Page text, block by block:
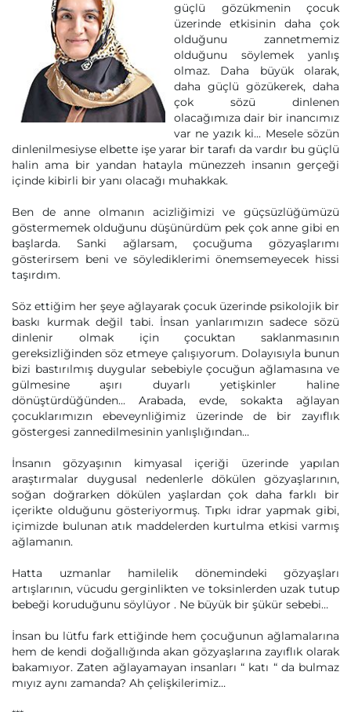
güçlü gözükmenin çocuk
üzerinde etkisinin daha çok
olduğunu zannetmemiz
olduğunu söylemek yanlış
olmaz. Daha büyük olarak,
daha güçlü gözükerek, daha
çok sözü dinlenen
olacağımıza dair bir inancımız
var ne yazık ki... Mesele sözün
dinlenilmesiyse elbette işe yarar bir tarafı da vardır bu güçlü
halin ama bir yandan hatayla münezzeh insanın gerçeği
içinde kibirli bir yanı olacağı muhakkak.
Ben de anne olmanın acizliğimizi ve güçsüzlüğümüzü
göstermemek olduğunu düşünürdüm pek çok anne gibi en
başlarda. Sanki ağlarsam, çocuğuma gözyaşlarımı
gösterirsem beni ve söylediklerimi önemsemeyecek hissi
taşırdım.
Söz ettiğim her şeye ağlayarak çocuk üzerinde psikolojik bir
baskı kurmak değil tabi. İnsan yanlarımızın sadece sözü
dinlenir olmak için çocuktan saklanmasının
gereksizliğinden söz etmeye çalışıyorum. Dolayısıyla bunun
bizi bastırılmış duygular sebebiyle çocuğun ağlamasına ve
gülmesine aşırı duyarlı yetişkinler haline
dönüştürdüğünden... Arabada, evde, sokakta ağlayan
çocuklarımızın ebeveynliğimiz üzerinde de bir zayıflık
göstergesi zannedilmesinin yanlışlığından…
İnsanın gözyaşının kimyasal içeriği üzerinde yapılan
araştırmalar duygusal nedenlerle dökülen gözyaşlarının,
soğan doğrarken dökülen yaşlardan çok daha farklı bir
içerikte olduğunu gösteriyormuş. Tıpkı idrar yapmak gibi,
içimizde bulunan atık maddelerden kurtulma etkisi varmış
ağlamanın.
Hatta uzmanlar hamilelik dönemindeki gözyaşları
artışlarının, vücudu gerginlikten ve toksinlerden uzak tutup
bebeği koruduğunu söylüyor . Ne büyük bir şükür sebebi…
İnsan bu lütfu fark ettiğinde hem çocuğunun ağlamalarına
hem de kendi doğallığında akan gözyaşlarına zayıflık olarak
bakamıyor. Zaten ağlayamayan insanları “ katı “ da bulmaz
mıyız aynı zamanda? Ah çelişkilerimiz…